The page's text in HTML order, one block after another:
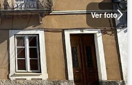
Ver foto